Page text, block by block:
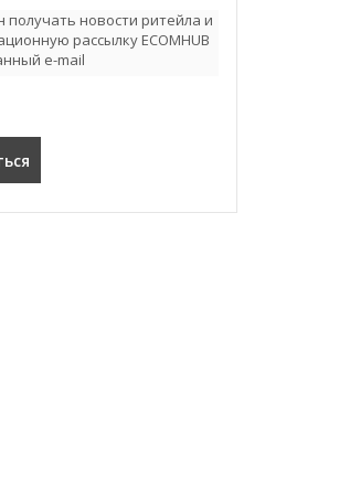
получать новости ритейла и
рассылку ECOMHUB
e-mail